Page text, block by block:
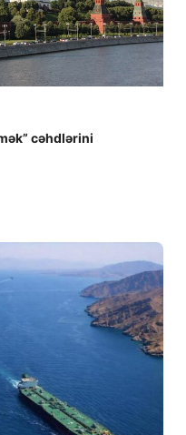
cəhdlərini